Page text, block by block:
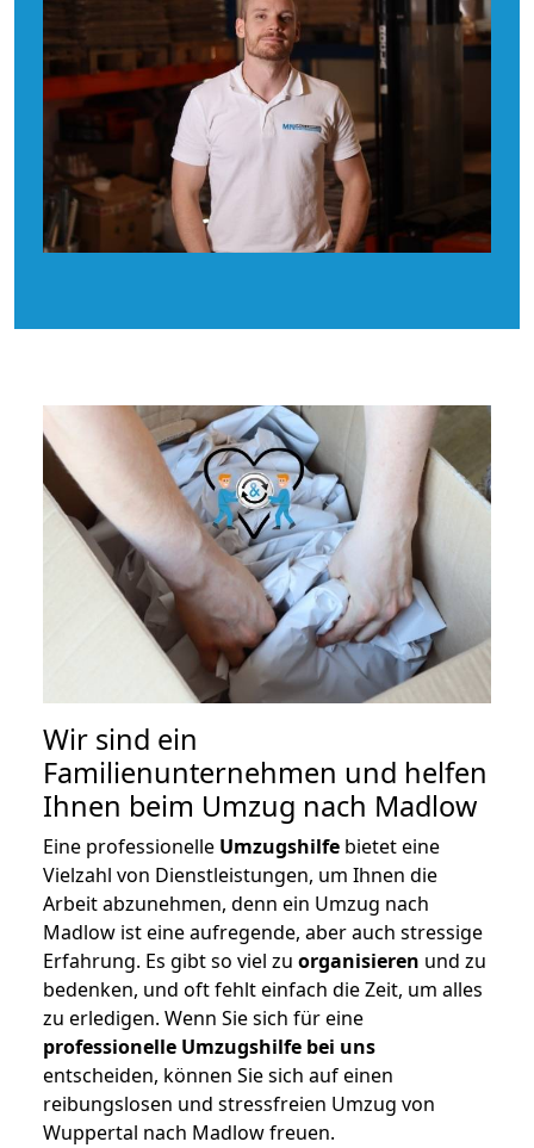
Wir sind ein
Familienunternehmen und helfen
Ihnen beim Umzug nach Madlow
Eine professionelle Umzugshilfe bietet eine
Vielzahl von Dienstleistungen, um Ihnen die
Arbeit abzunehmen, denn ein Umzug nach
Madlow ist eine aufregende, aber auch stressige
Erfahrung. Es gibt so viel zu organisieren und zu
bedenken, und oft fehlt einfach die Zeit, um alles
zu erledigen. Wenn Sie sich für eine
professionelle Umzugshilfe bei uns
entscheiden, können Sie sich auf einen
reibungslosen und stressfreien Umzug von
Wuppertal nach Madlow freuen.